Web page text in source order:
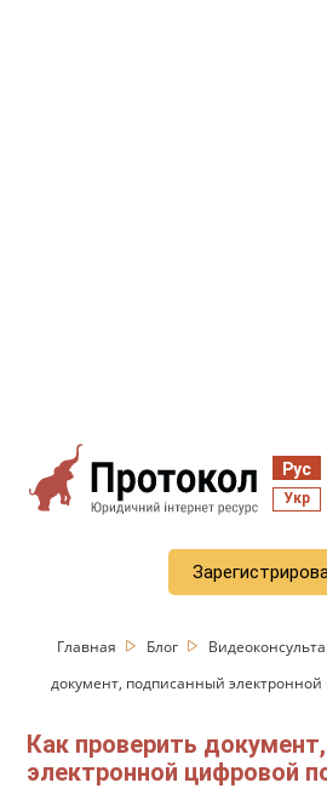
Рус
Укр
Главная Блог
документ, подписанный
Как проверить
электронной цифровой